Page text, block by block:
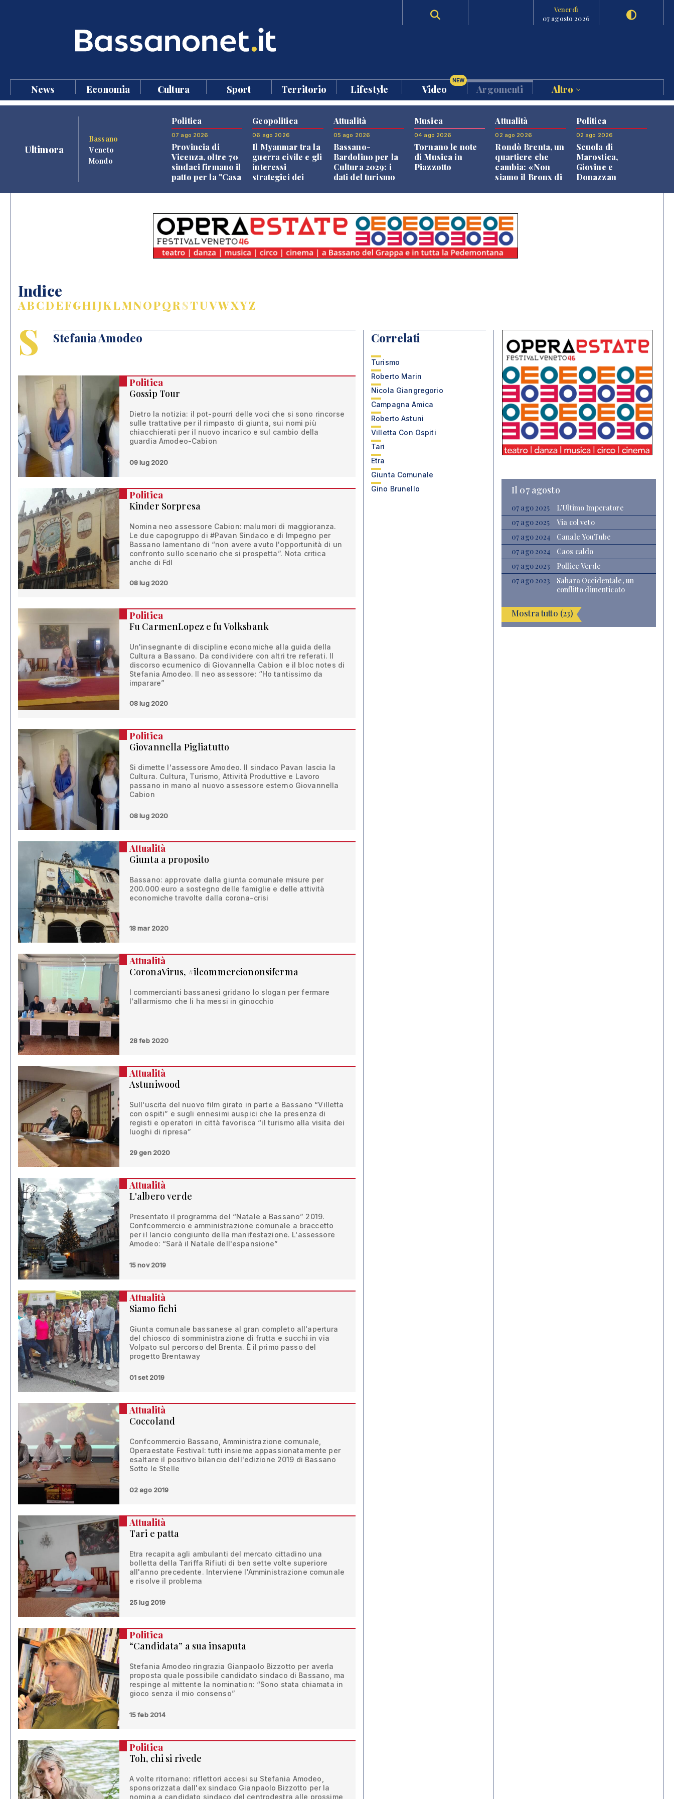
Venerdì
07 agosto 2026
News Economia Cultura Sport Territorio Lifestyle Video
NEW
Argomenti Altro
Ultimora
Bassano
Veneto
Mondo
Politica
07 ago 2026
Provincia di
Vicenza, oltre 70
sindaci firmano il
patto per la "Casa
Geopolitica
06 ago 2026
Il Myanmar tra la
guerra civile e gli
interessi
strategici dei
Attualità
05 ago 2026
Bassano-
Bardolino per la
Cultura 2029: i
dati del turismo
Musica
04 ago 2026
Tornano le note
di Musica in
Piazzotto
Attualità
02 ago 2026
Rondò Brenta, un
quartiere che
cambia: «Non
siamo il Bronx di
Politica
02 ago 2026
Scuola di
Marostica,
Giovine e
Donazzan
Indice
ABCDEFGHIJKLMNOPQRSTUVWXYZ
S Stefania Amodeo
Politica
Gossip Tour
Dietro la notizia: il pot-pourri delle voci che si sono rincorse
sulle trattative per il rimpasto di giunta, sui nomi più
chiacchierati per il nuovo incarico e sul cambio della
guardia Amodeo-Cabion
09 lug 2020
Politica
Kinder Sorpresa
Nomina neo assessore Cabion: malumori di maggioranza.
Le due capogruppo di #Pavan Sindaco e di Impegno per
Bassano lamentano di “non avere avuto l'opportunità di un
confronto sullo scenario che si prospetta”. Nota critica
anche di FdI
08 lug 2020
Politica
Fu CarmenLopez e fu Volksbank
Un'insegnante di discipline economiche alla guida della
Cultura a Bassano. Da condividere con altri tre referati. Il
discorso ecumenico di Giovannella Cabion e il bloc notes di
Stefania Amodeo. Il neo assessore: “Ho tantissimo da
imparare”
08 lug 2020
Politica
Giovannella Pigliatutto
Si dimette l'assessore Amodeo. Il sindaco Pavan lascia la
Cultura. Cultura, Turismo, Attività Produttive e Lavoro
passano in mano al nuovo assessore esterno Giovannella
Cabion
08 lug 2020
Attualità
Giunta a proposito
Bassano: approvate dalla giunta comunale misure per
200.000 euro a sostegno delle famiglie e delle attività
economiche travolte dalla corona-crisi
18 mar 2020
Attualità
CoronaVirus, #ilcommerciononsiferma
I commercianti bassanesi gridano lo slogan per fermare
l'allarmismo che li ha messi in ginocchio
28 feb 2020
Attualità
Astuniwood
Sull'uscita del nuovo film girato in parte a Bassano “Villetta
con ospiti” e sugli ennesimi auspici che la presenza di
registi e operatori in città favorisca “il turismo alla visita dei
luoghi di ripresa”
29 gen 2020
Attualità
L'albero verde
Presentato il programma del “Natale a Bassano” 2019.
Confcommercio e amministrazione comunale a braccetto
per il lancio congiunto della manifestazione. L'assessore
Amodeo: “Sarà il Natale dell'espansione”
15 nov 2019
Attualità
Siamo fichi
Giunta comunale bassanese al gran completo all'apertura
del chiosco di somministrazione di frutta e succhi in via
Volpato sul percorso del Brenta. È il primo passo del
progetto Brentaway
01 set 2019
Attualità
Coccoland
Confcommercio Bassano, Amministrazione comunale,
Operaestate Festival: tutti insieme appassionatamente per
esaltare il positivo bilancio dell'edizione 2019 di Bassano
Sotto le Stelle
02 ago 2019
Attualità
Tari e patta
Etra recapita agli ambulanti del mercato cittadino una
bolletta della Tariffa Rifiuti di ben sette volte superiore
all'anno precedente. Interviene l'Amministrazione comunale
e risolve il problema
25 lug 2019
Politica
“Candidata” a sua insaputa
Stefania Amodeo ringrazia Gianpaolo Bizzotto per averla
proposta quale possibile candidato sindaco di Bassano, ma
respinge al mittente la nomination: “Sono stata chiamata in
gioco senza il mio consenso”
15 feb 2014
Politica
Toh, chi si rivede
A volte ritornano: riflettori accesi su Stefania Amodeo,
sponsorizzata dall'ex sindaco Gianpaolo Bizzotto per la
nomina a candidato sindaco del centrodestra alle prossime
Correlati
Turismo
Roberto Marin
Nicola Giangregorio
Campagna Amica
Roberto Astuni
Villetta Con Ospiti
Tari
Etra
Giunta Comunale
Gino Brunello
Il 07 agosto
07 ago 2025
L’Ultimo Imperatore
07 ago 2025
Via col veto
07 ago 2024
Canale YouTube
07 ago 2024
Caos caldo
07 ago 2023
Pollice Verde
07 ago 2023
Sahara Occidentale, un
conflitto dimenticato
Mostra tutto (23)